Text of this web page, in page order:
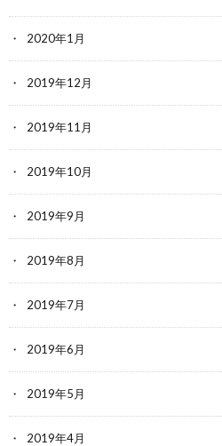
2020年1月
2019年12月
2019年11月
2019年10月
2019年9月
2019年8月
2019年7月
2019年6月
2019年5月
2019年4月